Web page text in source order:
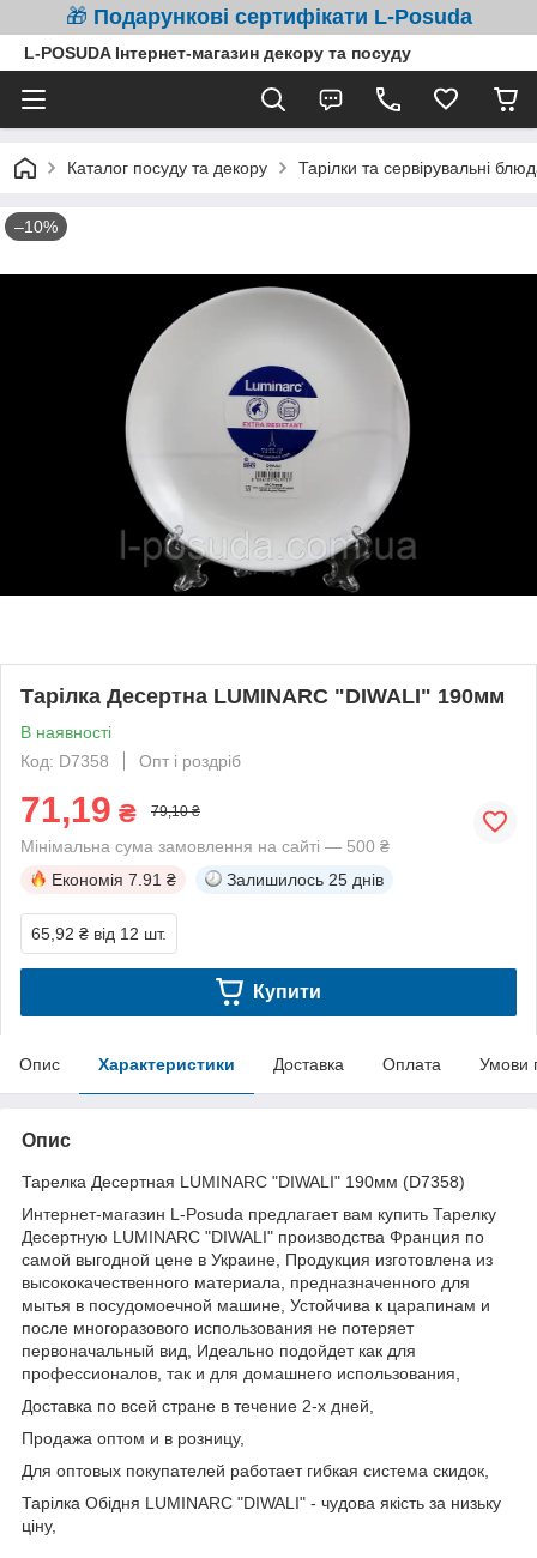
🎁 Подарункові сертифікати L-Posuda
L-POSUDA Інтернет-магазин декору та посуду
Каталог посуду та декору Тарілки та сервірувальні
–10%
Тарілка Десертна LUMINARC "DIWALI" 190мм
В наявності
Код: D7358
Опт і роздріб
71,19 ₴ 79,10 ₴
Мінімальна сума замовлення на сайті — 500 ₴
Економія 7.91 ₴ Залишилось 25 днів
65,92 ₴ від 12 шт.
Купити
Опис Характеристики Доставка Оплата Умови
Опис
Тарелка Десертная LUMINARC "DIWALI" 190мм (D7358)
Интернет-магазин L-Posuda предлагает вам купить Тарелку
Десертную LUMINARC "DIWALI" производства Франция по
самой выгодной цене в Украине, Продукция изготовлена из
высококачественного материала, предназначенного для
мытья в посудомоечной машине, Устойчива к царапинам и
после многоразового использования не потеряет
первоначальный вид, Идеально подойдет как для
профессионалов, так и для домашнего использования,
Доставка по всей стране в течение 2-х дней,
Продажа оптом и в розницу,
Для оптовых покупателей работает гибкая система скидок,
Тарілка Обідня LUMINARC "DIWALI" - чудова якість за низьку
ціну,